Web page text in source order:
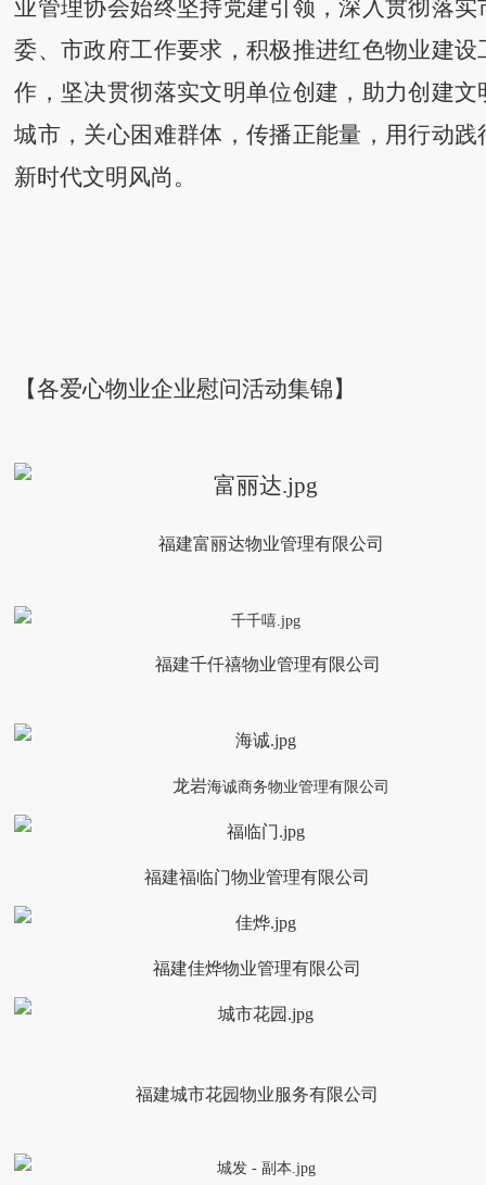
业管理协会始终坚持党建引领，深入贯彻落实
委、市政府工作要求，积极推进红色物业建设
作，坚决贯彻落实文明单位创建，助力创建文
城市，关心困难群体，传播正能量，用行动践
新时代文明风尚。
【各爱心物业企业慰问活动集锦】
福建富丽达物业管理有限公司
福建千仟禧物业管理有限公司
龙岩海诚商务物业管理有限公司
福建福临门物业管理有限公司
福建佳烨物业管理有限公司
福建城市花园物业服务有限公司